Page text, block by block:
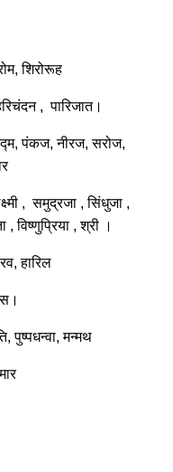
शिरोरूह
, पारिजात।
पंकज, नीरज, सरोज,
, समुद्रजा , सिंधुजा ,
, विष्णुप्रिया , श्री ।
हारिल
पुष्पधन्वा, मन्मथ